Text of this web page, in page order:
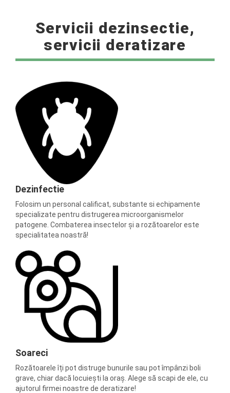
Servicii dezinsectie,
servicii deratizare
Dezinfectie
Folosim un personal calificat, substante si echipamente
specializate pentru distrugerea microorganismelor
patogene. Combaterea insectelor și a rozătoarelor este
specialitatea noastră!
Soareci
Rozătoarele îți pot distruge bunurile sau pot împânzi boli
grave, chiar dacă locuiești la oraș. Alege să scapi de ele, cu
ajutorul firmei noastre de deratizare!